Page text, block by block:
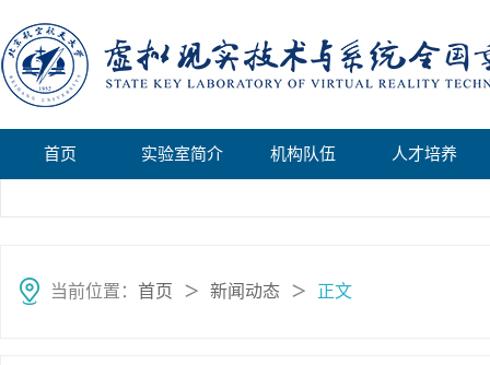
首页 实验室简介 机构队伍 人才培养
当前位置： 首页 ＞ 新闻动态 ＞ 正文